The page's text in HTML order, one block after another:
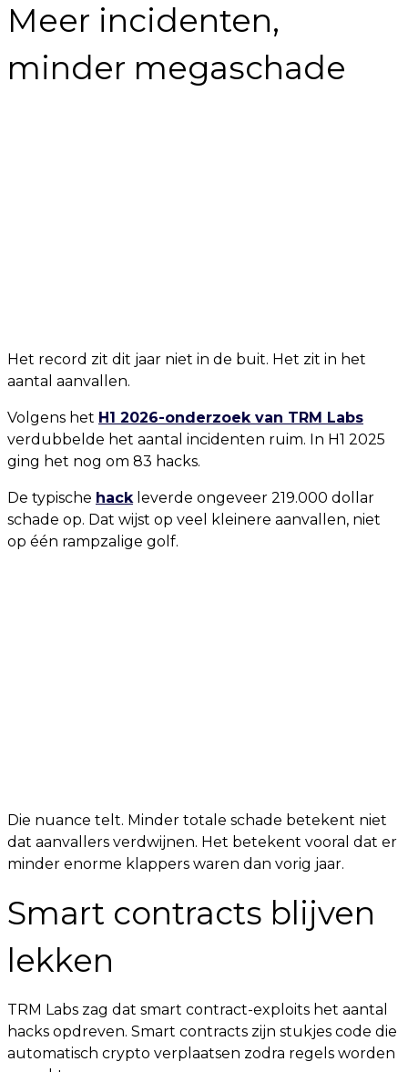
Meer incidenten,
minder megaschade
Het record zit dit jaar niet in de buit. Het zit in het
aantal aanvallen.
Volgens het H1 2026-onderzoek van TRM Labs
verdubbelde het aantal incidenten ruim. In H1 2025
ging het nog om 83 hacks.
De typische hackleverde ongeveer 219.000 dollar
schade op. Dat wijst op veel kleinere aanvallen, niet
op één rampzalige golf.
Die nuance telt. Minder totale schade betekent niet
dat aanvallers verdwijnen. Het betekent vooral dat er
minder enorme klappers waren dan vorig jaar.
Smart contracts blijven
lekken
TRM Labs zag dat smart contract-exploits het aantal
hacks opdreven. Smart contracts zijn stukjes code die
automatisch crypto verplaatsen zodra regels worden